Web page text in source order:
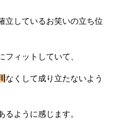
立しているお笑いの立ち位
ィットしていて、
なくして成り立たないよう
るように感じます。